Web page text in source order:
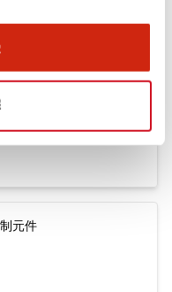
元件 (英文版)
元件